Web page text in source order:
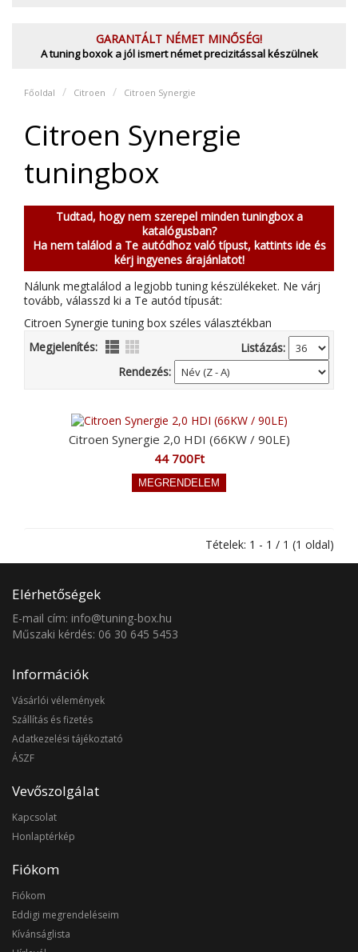
GARANTÁLT NÉMET MINŐSÉG!
A tuning boxok a jól ismert német precizitással készülnek
Főoldal Citroen Citroen Synergie
Citroen Synergie
tuningbox
Tudtad, hogy nem szerepel minden tuningbox a
katalógusban?
Ha nem találod a Te autódhoz való típust, kattints ide és
kérj ingyenes árajánlatot!
Nálunk megtalálod a legjobb tuning készülékeket. Ne várj
tovább, válasszd ki a Te autód típusát:
Citroen Synergie tuning box széles választékban
Megjelenítés:
Listázás:
Rendezés:
Citroen Synergie 2,0 HDI (66KW / 90LE)
44 700Ft
Tételek: 1 - 1 / 1 (1 oldal)
Elérhetőségek
E-mail cím: info@tuning-box.hu
Műszaki kérdés: 06 30 645 5453
Információk
Vásárlói vélemények
Szállítás és fizetés
Adatkezelési tájékoztató
ÁSZF
Vevőszolgálat
Kapcsolat
Honlaptérkép
Fiókom
Fiókom
Eddigi megrendeléseim
Kívánságlista